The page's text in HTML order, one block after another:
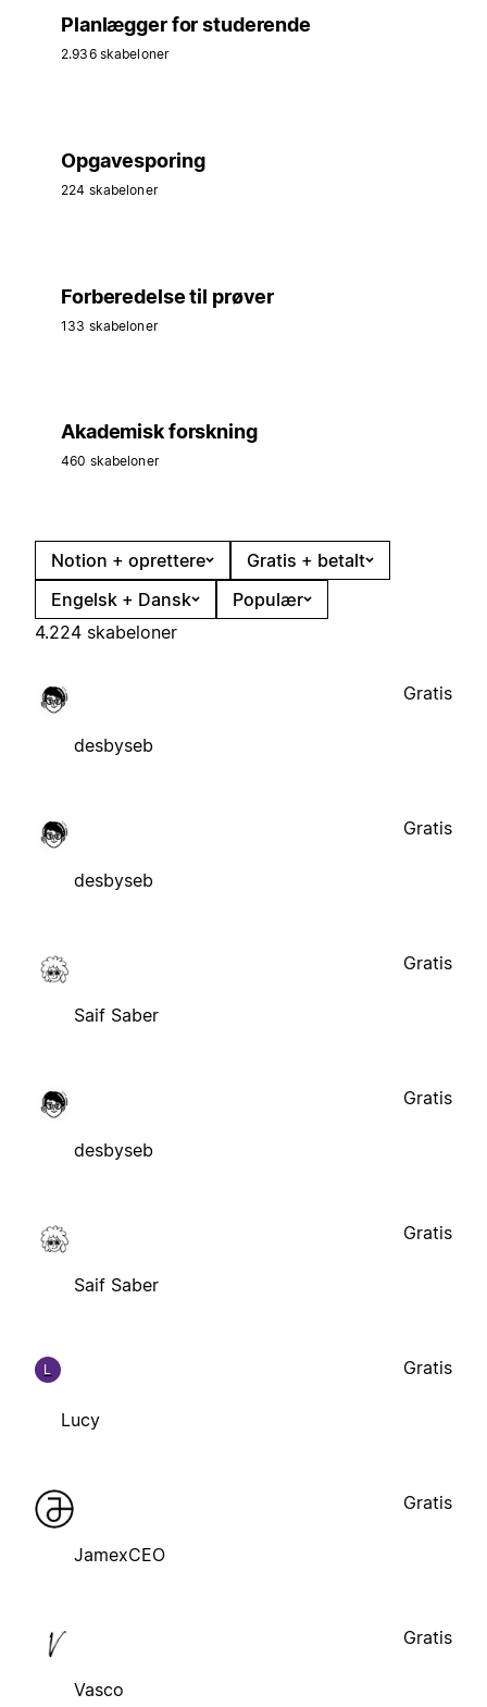
Planlægger for studerende
2.936 skabeloner
Opgavesporing
224 skabeloner
Forberedelse til prøver
133 skabeloner
Akademisk forskning
460 skabeloner
Notion + oprettere
Gratis + betalt
Engelsk + Dansk
Populær
4.224 skabeloner
desbyseb
Gratis
desbyseb
Gratis
Saif Saber
Gratis
desbyseb
Gratis
Saif Saber
Gratis
L
Lucy
Gratis
JamexCEO
Gratis
Vasco
Gratis